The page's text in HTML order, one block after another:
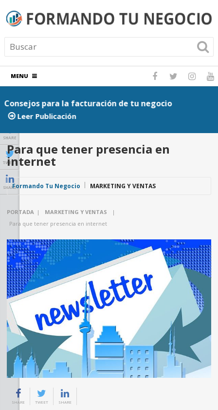
MENU
Consejos para la facturación de tu negocio
Leer Publicación
SHARE
TWEET
SHARE
Para que tener presencia en
internet
Formando Tu Negocio MARKETING Y VENTAS
PORTADA | MARKETING Y VENTAS
|
Para que tener presencia en internet
SHARE TWEET SHARE